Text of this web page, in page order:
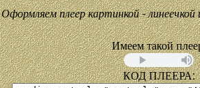
Оформляем плеер картинкой - линеечкой
Имеем такой
КОД ПЛЕЕРА: